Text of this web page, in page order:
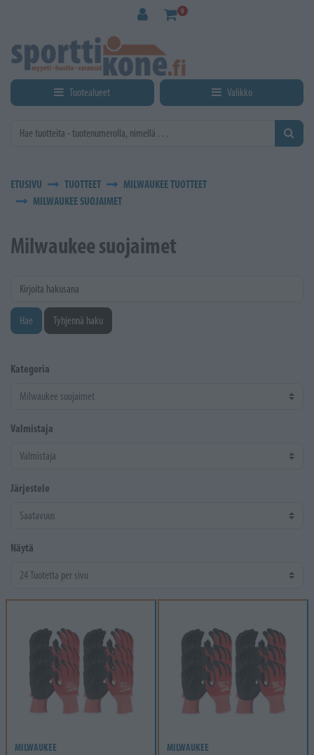
0
Tuotealueet Valikko
ETUSIVU TUOTTEET
MILWAUKEE TUOTTEET
MILWAUKEE SUOJAIMET
Milwaukee suojaimet
Kirjoita hakusana
Hae Tyhjennä haku
Kategoria
Valmistaja
Järjestele
Näytä
MILWAUKEE MILWAUKEE